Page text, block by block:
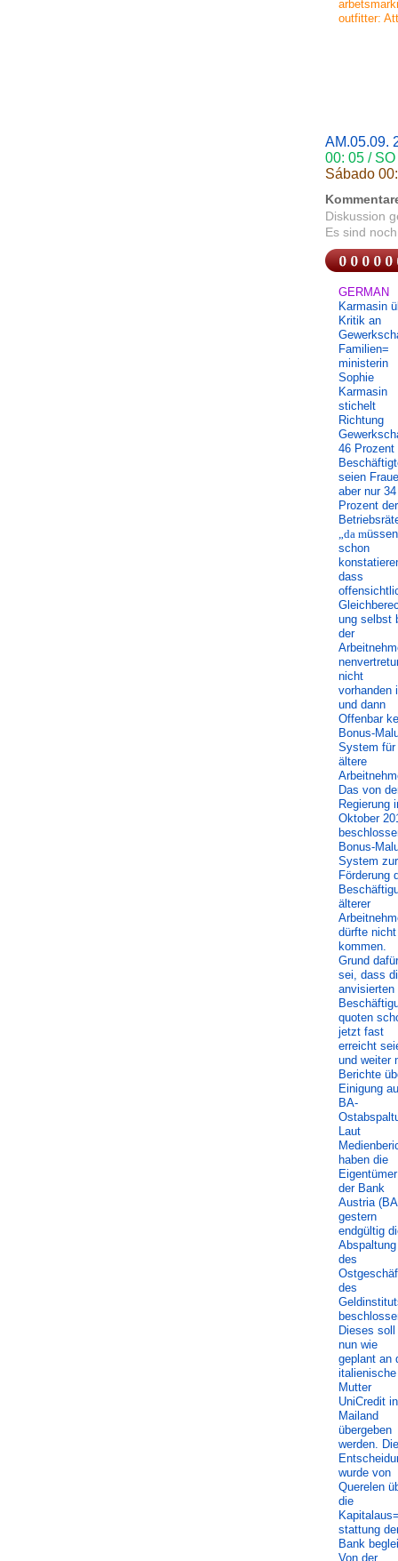
outfitter:
AM.05.09.
00: 05 / SO
Sábado
Diskussion
Es sind
GERMAN
Karmasin
Kritik an
Familien=
ministerin
Sophie
Karmasin
stichelt
Richtung
46 Prozent
seien
aber nur 34
Prozent der
„da m
schon
dass
ung selbst
der
nicht
vorhanden
und dann
Offenbar
Bonus-
System für
ältere
Das von
Regierung
Oktober
Bonus-
System zur
Förderung
älterer
dürfte nicht
kommen.
Grund dafür
sei, dass
anvisierten
quoten
jetzt fast
erreicht
und weiter
Berichte
Einigung
BA-
Laut
haben die
Eigentümer
der Bank
Austria
gestern
endgültig
Abspaltung
des
des
Dieses soll
nun wie
geplant an
italienische
Mutter
UniCredit in
Mailand
übergeben
werden. Die
wurde von
Querelen
die
stattung
Bank
Von der